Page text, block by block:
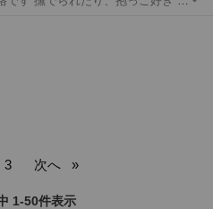
3 次へ
1-50件表示